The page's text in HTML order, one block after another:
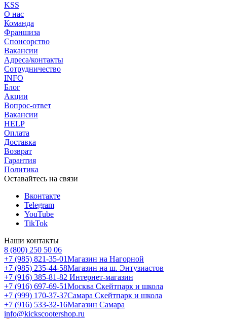
KSS
О нас
Команда
Франшиза
Спонсорство
Вакансии
Адреса/контакты
Сотрудничество
INFO
Блог
Акции
Вопрос-ответ
Вакансии
HELP
Оплата
Доставка
Возврат
Гарантия
Политика
Оставайтесь на связи
Вконтакте
Telegram
YouTube
TikTok
Наши контакты
8 (800) 250 50 06
+7 (985) 821-35-01Магазин на Нагорной
+7 (985) 235-44-58Магазин на ш. Энтузиастов
+7 (916) 385-81-82 Интернет-магазин
+7 (916) 697-69-51Москва Скейтпарк и школа
+7 (999) 170-37-37Самара Скейтпарк и школа
+7 (916) 533-32-16Магазин Самара
info@kickscootershop.ru